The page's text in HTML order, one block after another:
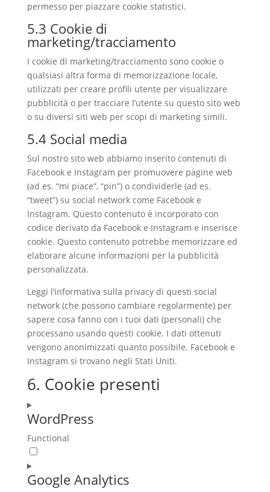
permesso per piazzare cookie statistici.
5.3 Cookie di
marketing/tracciamento
I cookie di marketing/tracciamento sono cookie o
qualsiasi altra forma di memorizzazione locale,
utilizzati per creare profili utente per visualizzare
pubblicità o per tracciare l’utente su questo sito web
o su diversi siti web per scopi di marketing simili.
5.4 Social media
Sul nostro sito web abbiamo inserito contenuti di
Facebook e Instagram per promuovere pagine web
(ad es. “mi piace”, “pin”) o condividerle (ad es.
“tweet”) su social network come Facebook e
Instagram. Questo contenuto è incorporato con
codice derivato da Facebook e Instagram e inserisce
cookie. Questo contenuto potrebbe memorizzare ed
elaborare alcune informazioni per la pubblicità
personalizzata.
Leggi l’informativa sulla privacy di questi social
network (che possono cambiare regolarmente) per
sapere cosa fanno con i tuoi dati (personali) che
processano usando questi cookie. I dati ottenuti
vengono anonimizzati quanto possibile. Facebook e
Instagram si trovano negli Stati Uniti.
6. Cookie presenti
WordPress
Functional
Consent
to
service
Google Analytics